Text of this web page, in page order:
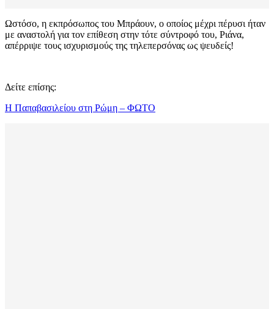
Ωστόσο, η εκπρόσωπος του Μπράουν, ο οποίος μέχρι πέρυσι ήταν
με αναστολή για τον επίθεση στην τότε σύντροφό του, Ριάνα,
απέρριψε τους ισχυρισμούς της τηλεπερσόνας ως ψευδείς!
Δείτε επίσης:
Η Παπαβασιλείου στη Ρώμη – ΦΩΤΟ